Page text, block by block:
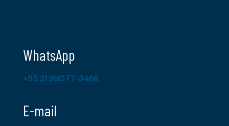
WhatsApp
+55 21 99077-3468
E-mail